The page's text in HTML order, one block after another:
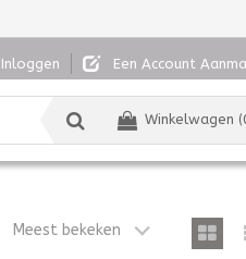
Inloggen Een Account
Winkelwagen
Meest bekeken